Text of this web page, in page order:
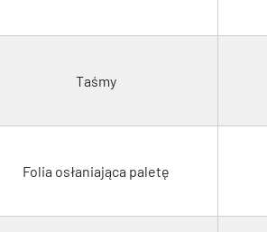
Taśmy
Folia osłaniająca paletę